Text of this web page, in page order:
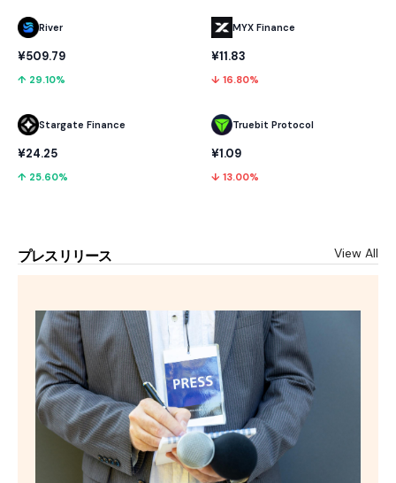
River
¥509.79
↑ 29.10%
Stargate Finance
¥24.25
↑ 25.60%
MYX Finance
¥11.83
↓ 16.80%
Truebit Protocol
¥1.09
↓ 13.00%
プレスリリース View All